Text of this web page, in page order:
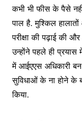
कभी भी फीस के पैसे
पाल है. मुश्किल
परीक्षा की पढ़ाई की
उन्होंने पहले ही प्रयास
में आईएएस अधिकारी
सुविधाओं के ना होने के
किया.